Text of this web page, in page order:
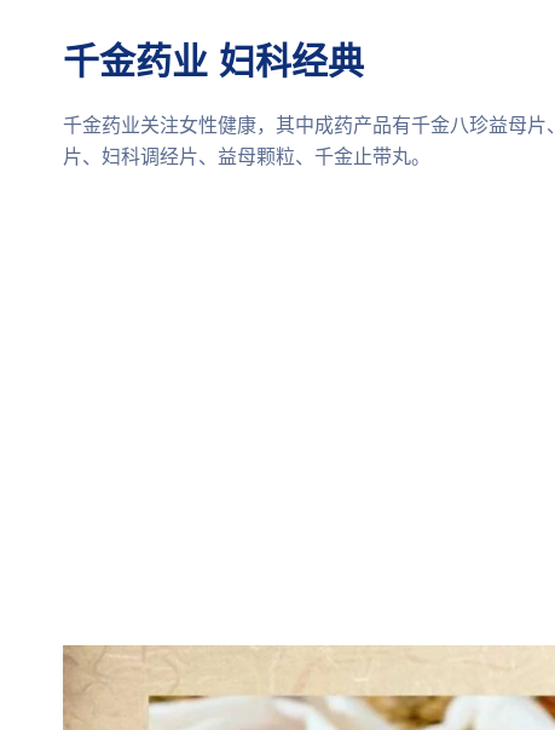
千金药业 妇科经典
千金药业关注女性健康，其中成药产品有千金八珍益母
片、妇科调经片、益母颗粒、千金止带丸。